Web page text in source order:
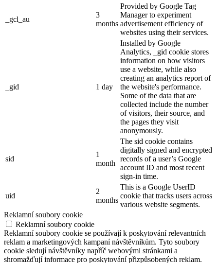
_gcl_au
3
months
Provided by Google Tag
Manager to experiment
advertisement efficiency of
websites using their services.
_gid 1 day
Installed by Google
Analytics, _gid cookie stores
information on how visitors
use a website, while also
creating an analytics report of
the website's performance.
Some of the data that are
collected include the number
of visitors, their source, and
the pages they visit
anonymously.
sid
1
month
The sid cookie contains
digitally signed and encrypted
records of a user’s Google
account ID and most recent
sign-in time.
uid
2
months
This is a Google UserID
cookie that tracks users across
various website segments.
Reklamní soubory cookie
Reklamní soubory cookie
Reklamní soubory cookie se používají k poskytování relevantních
reklam a marketingových kampaní návštěvníkům. Tyto soubory
cookie sledují návštěvníky napříč webovými stránkami a
shromažďují informace pro poskytování přizpůsobených reklam.